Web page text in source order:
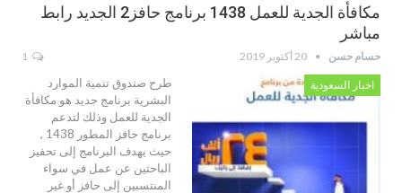
مكافأة الجدية للعمل 1438 برنامج حافز2 الجديد رابط
مباشر
حسام حسن 20 أكتوبر 2019
اخبار السعودية
طرح صندوق تنمية الموارد
البشرية برنامج جديد هو مكافأة
الجدية للعمل وذلك لتدعم
برنامج حافز المطور 1438 ,
حيث يهدف البرنامج إلى تحفيز
الباحثين عن عمل في سواء
المنتسبين إلى حافز أو غير